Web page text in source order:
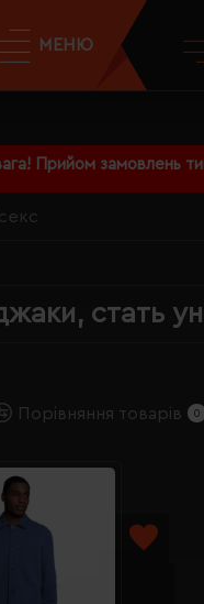
Прийом замовлень
МЕНЮ
стать
Порівняння товарів 0